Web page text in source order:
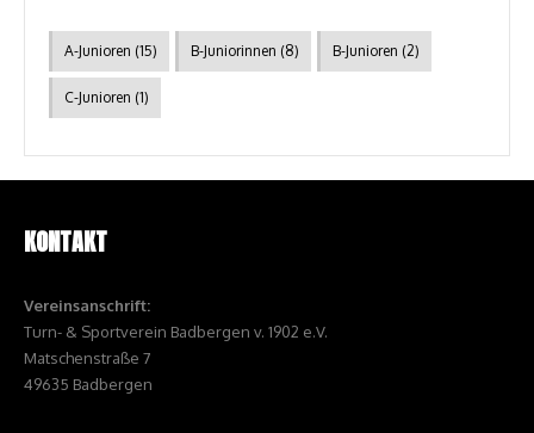
A-Junioren (15) B-Juniorinnen (8) B-Junioren (2)
C-Junioren (1)
KONTAKT
Vereinsanschrift:
Turn- & Sportverein Badbergen v. 1902 e.V.
Matschenstraße 7
49635 Badbergen